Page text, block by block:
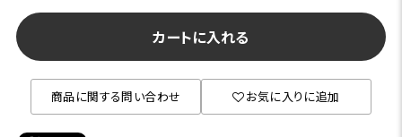
カートに入れる
商品に関する問い合わせ お気に入りに追加